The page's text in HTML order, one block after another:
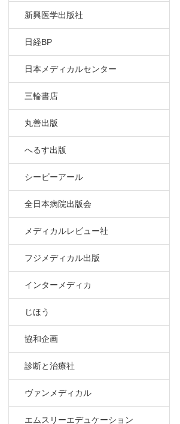
新興医学出版社
日経BP
日本メディカルセンター
三輪書店
丸善出版
へるす出版
シービーアール
全日本病院出版会
メディカルレビュー社
フジメディカル出版
インターメディカ
じほう
協和企画
診断と治療社
ヴァンメディカル
エムスリーエデュケーション